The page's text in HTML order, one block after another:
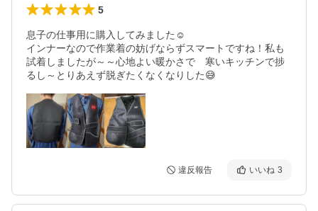
5
息子の仕事用に購入してみました☺️
インナーなので作業着の妨げならずスマートですね！私も
試着しましたが～～心地よい暖かさで　寒いキッチンで捗
違反報告 いいね 3